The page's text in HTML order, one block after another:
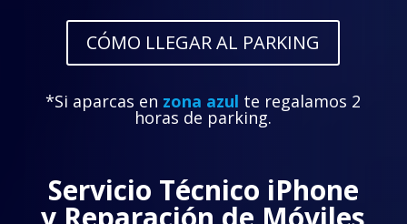
CÓMO LLEGAR AL PARKING
*Si aparcas en zona azul te regalamos 2
horas de parking.
Servicio Técnico iPhone